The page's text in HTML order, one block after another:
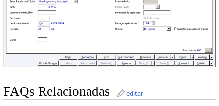
FAQs Relacionadas editar